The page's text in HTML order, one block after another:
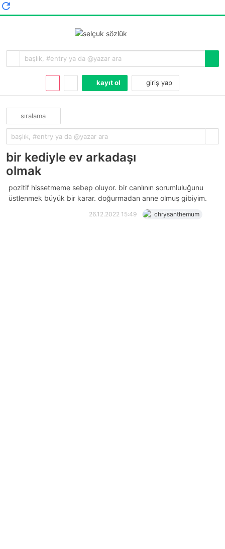
kayıt ol giriş yap
sıralama
bir kediyle ev arkadaşı
olmak
pozitif hissetmeme sebep oluyor. bir canlının sorumluluğunu
üstlenmek büyük bir karar. doğurmadan anne olmuş gibiyim.
26.12.2022 15:49 chrysanthemum